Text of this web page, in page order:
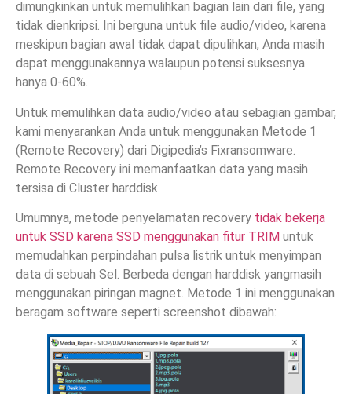
dimungkinkan untuk memulihkan bagian lain dari file, yang
tidak dienkripsi. Ini berguna untuk file audio/video, karena
meskipun bagian awal tidak dapat dipulihkan, Anda masih
dapat menggunakannya walaupun potensi suksesnya
hanya 0-60%.
Untuk memulihkan data audio/video atau sebagian gambar,
kami menyarankan Anda untuk menggunakan Metode 1
(Remote Recovery) dari Digipedia’s Fixransomware.
Remote Recovery ini memanfaatkan data yang masih
tersisa di Cluster harddisk.
Umumnya, metode penyelamatan recovery tidak bekerja
untuk SSD karena SSD menggunakan fitur TRIM untuk
memudahkan perpindahan pulsa listrik untuk menyimpan
data di sebuah Sel. Berbeda dengan harddisk yangmasih
menggunakan piringan magnet. Metode 1 ini menggunakan
beragam software seperti screenshot dibawah: